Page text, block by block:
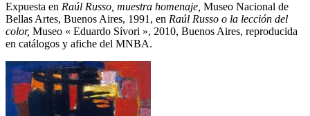
Expuesta en Raúl Russo, muestra homenaje, Museo Nacional de
Bellas Artes, Buenos Aires, 1991, en Raúl Russo o la lección del
color, Museo « Eduardo Sívori », 2010, Buenos Aires, reproducida
en catálogos y afiche del MNBA.